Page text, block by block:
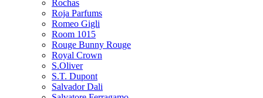
Rochas
Roja Parfums
Romeo Gigli
Room 1015
Rouge Bunny Rouge
Royal Crown
S.Oliver
S.T. Dupont
Salvador Dali